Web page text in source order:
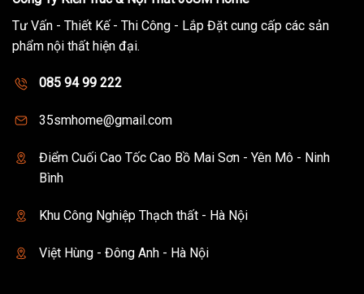
Tư Vấn - Thiết Kế - Thi Công - Lắp Đặt cung cấp các sản
phẩm nội thất hiện đại.
085 94 99 222
35smhome@gmail.com
Điểm Cuối Cao Tốc Cao Bồ Mai Sơn - Yên Mô - Ninh
Bình
Khu Công Nghiệp Thạch thất - Hà Nội
Việt Hùng - Đông Anh - Hà Nội